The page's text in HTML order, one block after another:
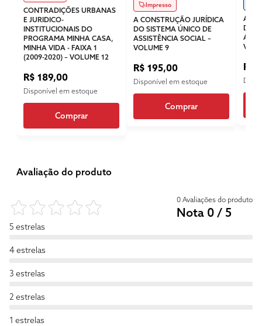
CONTRADIÇÕES URBANAS
E JURIDICO-
INSTITUCIONAIS DO
PROGRAMA MINHA CASA,
MINHA VIDA - FAIXA 1
(2009-2020) – VOLUME 12
R$ 189,00
Disponível em estoque
Comprar
Impresso
A CONSTRUÇÃO JURÍDICA
DO SISTEMA ÚNICO DE
ASSISTÊNCIA SOCIAL –
VOLUME 9
R$ 195,00
Disponível em estoque
Comprar
A
DO
R$
Avaliação do produto
0 Avaliações do produto
Nota 0 / 5
5 estrelas
4 estrelas
3 estrelas
2 estrelas
1 estrelas